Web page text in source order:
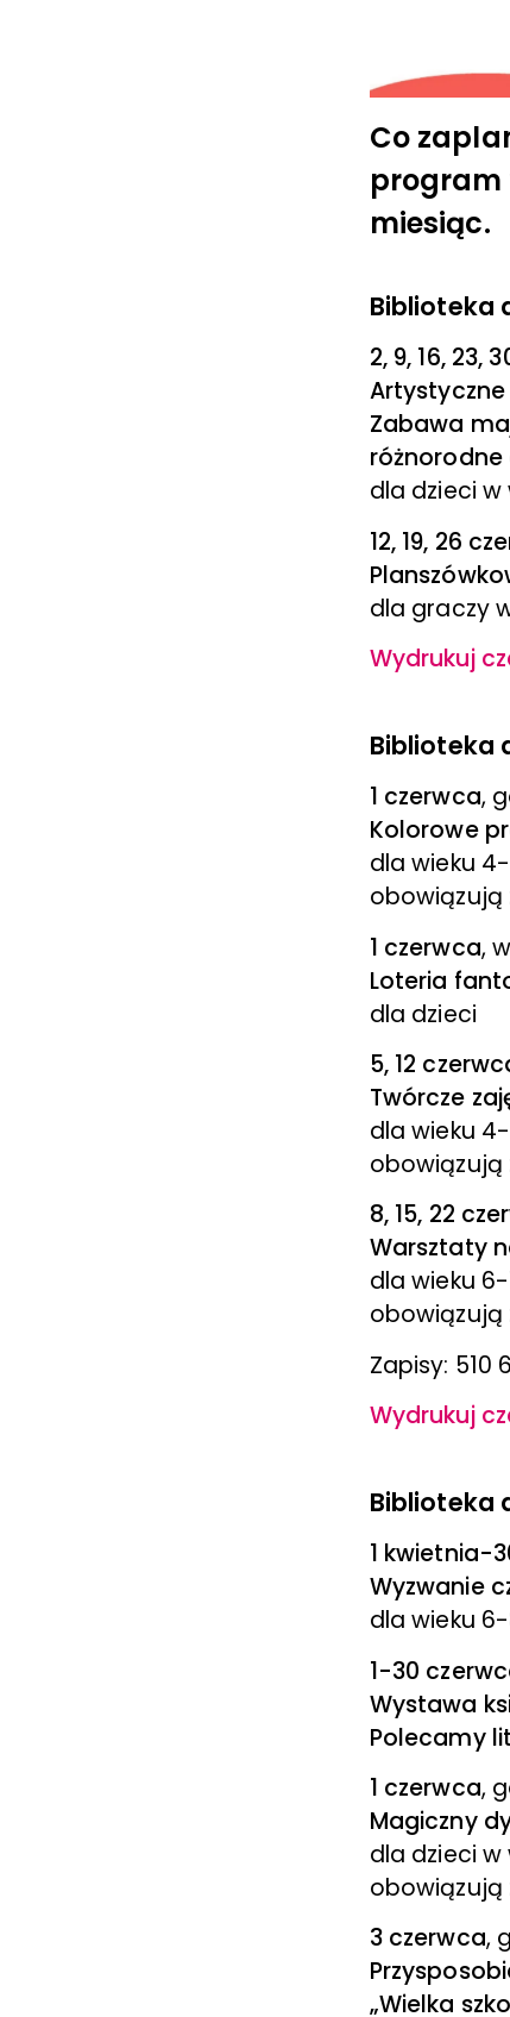
Co
program
miesiąc.
Biblioteka
2, 9, 16, 23,
Zabawa
dla dzieci w
12, 19, 26
dla graczy
Wydrukuj
Biblioteka
1 czerwca,
Kolorowe
dla wieku
obowiązują
1 czerwca,
Loteria
dla dzieci
5, 12
Twórcze
dla wieku
obowiązują
8, 15, 22
Warsztaty
dla wieku
obowiązują
Zapisy: 510
Wydrukuj
Biblioteka
1 kwietnia-
Wyzwanie
dla wieku
1-30
Wystawa
Polecamy
1 czerwca,
Magiczny
dla dzieci w
obowiązują
3 czerwca,
„Wielka